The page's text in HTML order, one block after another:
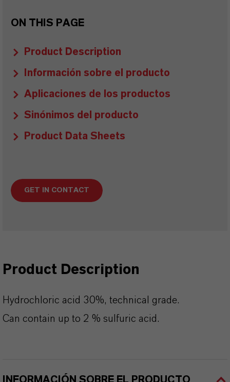
ON THIS PAGE
Product Description
Información sobre el producto
Aplicaciones de los productos
Sinónimos del producto
Product Data Sheets
GET IN CONTACT
Product Description
Hydrochloric acid 30%, technical grade.
Can contain up to 2 % sulfuric acid.
INFORMACIÓN SOBRE EL PRODUCTO